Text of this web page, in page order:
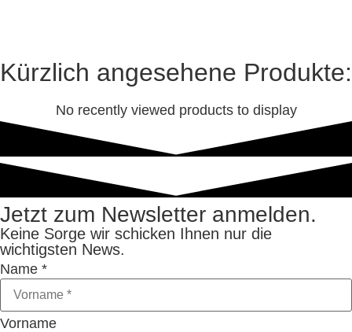
Kürzlich angesehene Produkte:
No recently viewed products to display
Jetzt zum Newsletter anmelden.
Keine Sorge wir schicken Ihnen nur die
wichtigsten News.
Name *
Vorname